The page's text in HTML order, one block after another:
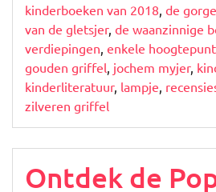
kinderboeken van 2018 de
van de gletsjer, de waanzinnige
verdiepingen enkele
gouden griffel jochem myjer,
kinderliteratuur, lampje
zilveren griffel
Ontdek de